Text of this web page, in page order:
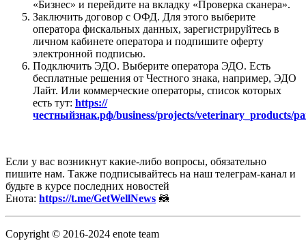
«Бизнес» и перейдите на вкладку «Проверка сканера».
Заключить договор с ОФД. Для этого выберите
оператора фискальных данных, зарегистрируйтесь в
личном кабинете оператора и подпишите оферту
электронной подписью.
Подключить ЭДО. Выберите оператора ЭДО. Есть
бесплатные решения от Честного знака, например, ЭДО
Лайт. Или коммерческие операторы, список которых
есть тут: https://
честныйзнак.рф/business/projects/veterinary_products/
Если у вас возникнут какие-либо вопросы, обязательно
пишите нам. Также подписывайтесь на наш телеграм-канал и
будьте в курсе последних новостей
Енота: https://t.me/GetWellNews 🦝
Copyright © 2016-2024 enote team